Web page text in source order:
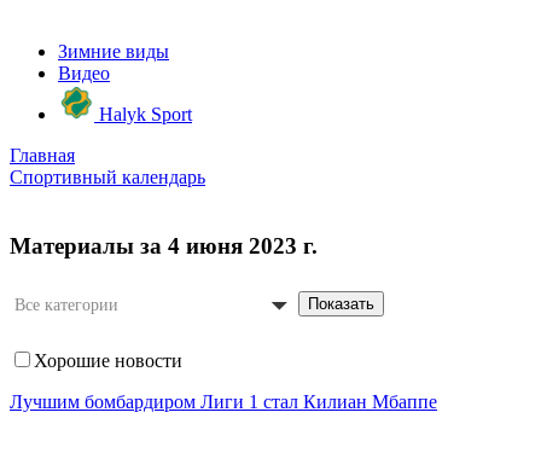
Зимние виды
Видео
Halyk Sport
Главная
Спортивный календарь
Материалы за 4 июня 2023 г.
Все категории Показать
Хорошие новости
Лучшим бомбардиром Лиги 1 стал Килиан Мбаппе